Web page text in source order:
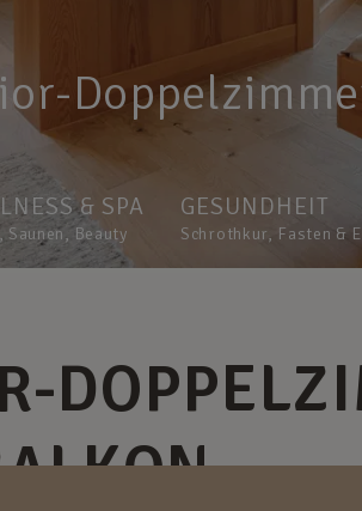
& SPA
Saunen, Beauty
GESUNDHEIT
Schrothkur, Fasten &